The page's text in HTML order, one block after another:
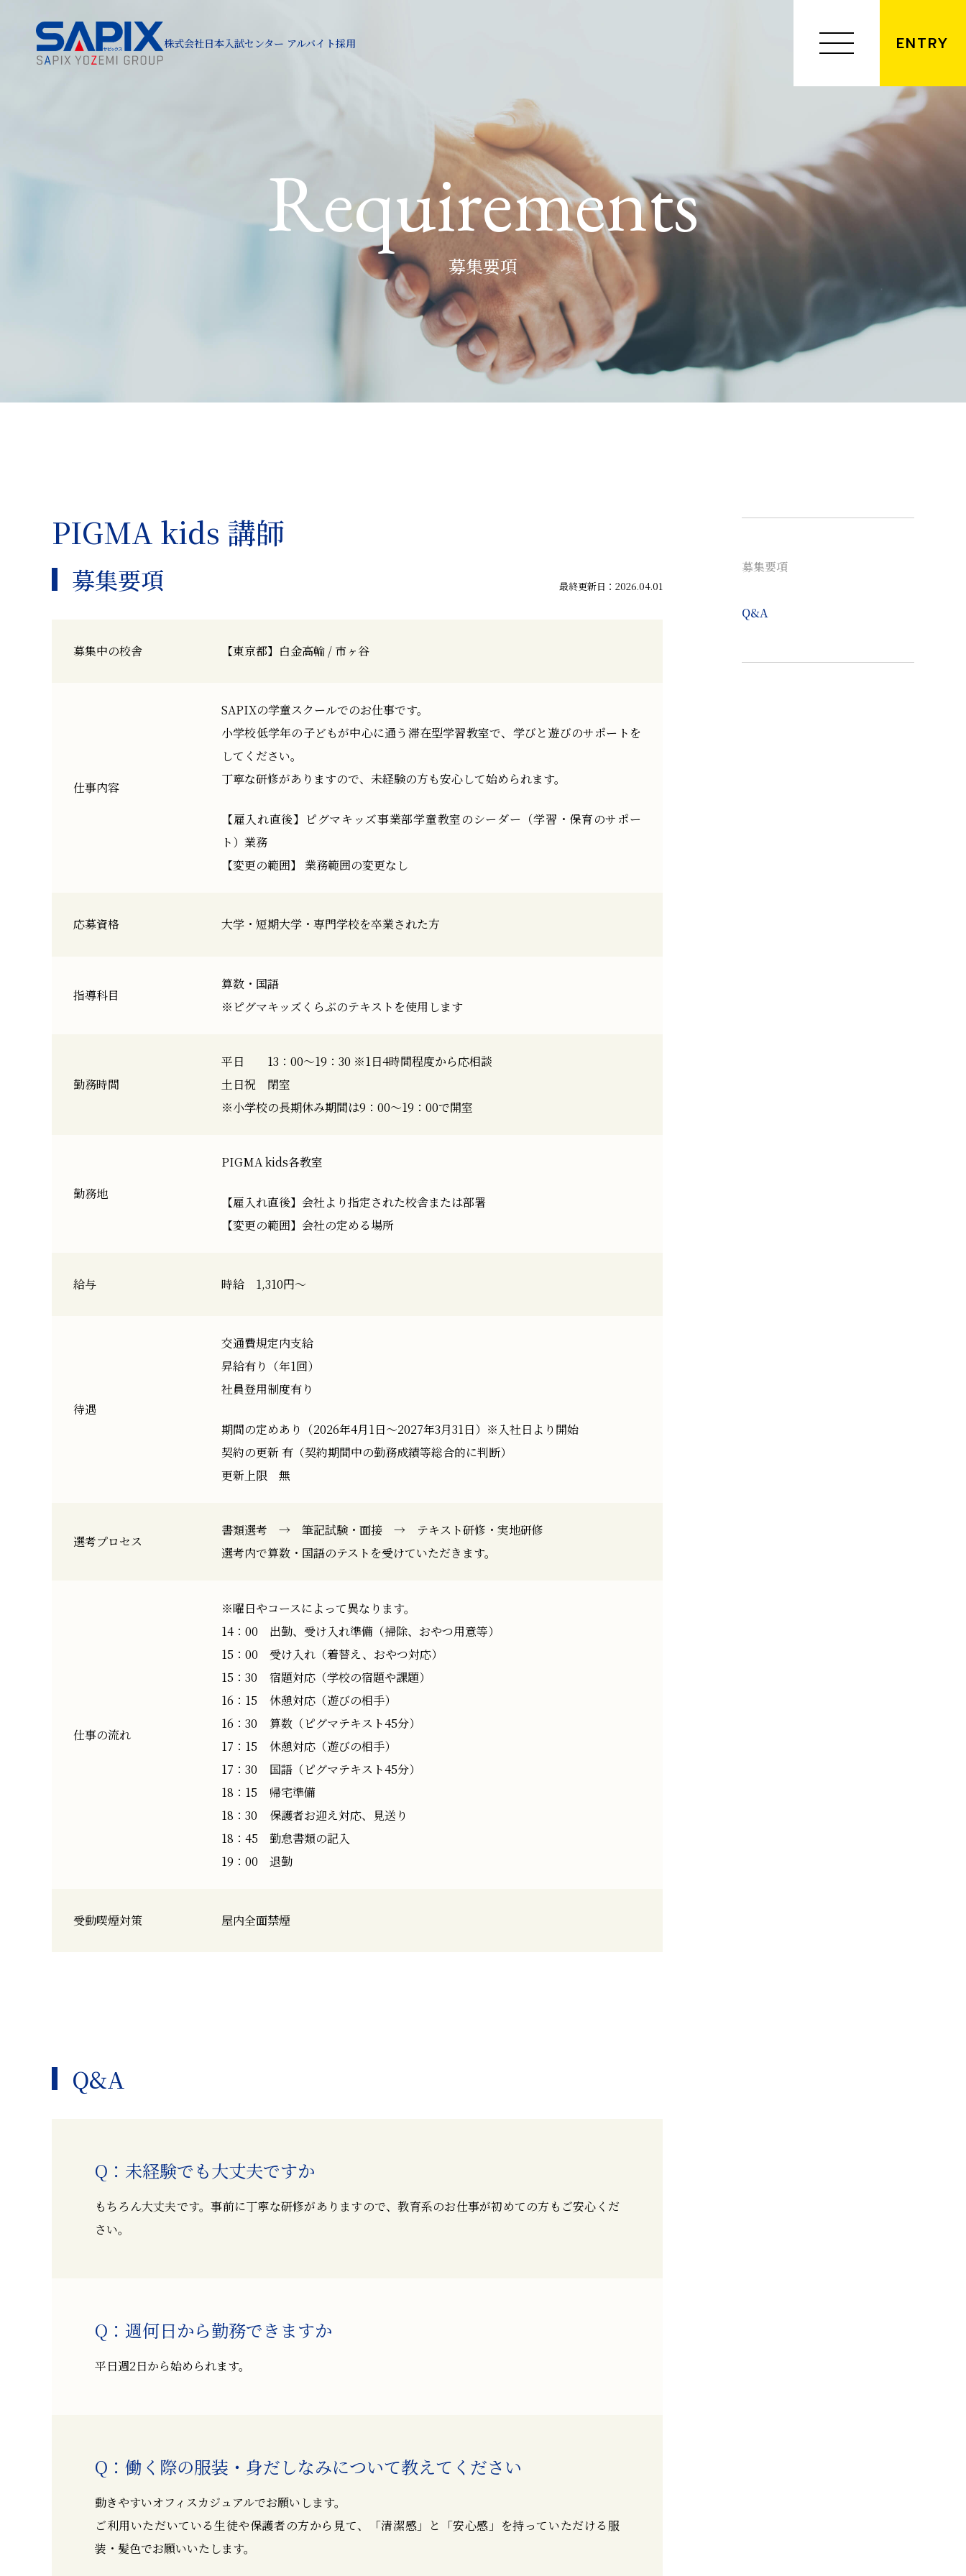
株式会社日本入試センター アルバイト採用 ENTRY
株式会社日本入試センター アルバイト採用
Recruit 募集中の職種
Company
募集要項
募集要項
Q&A
PIGMA kids 講師
募集要項 最終更新日：2026.04.01
募集中の校舎 【東京都】白金高輪 / 市ヶ谷
仕事内容
SAPIXの学童スクールでのお仕事です。
小学校低学年の子どもが中心に通う滞在型学習教室で、学びと遊びのサポートを
してください。
丁寧な研修がありますので、未経験の方も安心して始められます。
【雇入れ直後】ピグマキッズ事業部学童教室のシーダー（学習・保育のサポー
ト）業務
【変更の範囲】 業務範囲の変更なし
応募資格 大学・短期大学・専門学校を卒業された方
指導科目
算数・国語
※ピグマキッズくらぶのテキストを使用します
勤務時間
平日
13：00～19：30 ※1日4時間程度から応相談
土日祝
閉室
※小学校の長期休み期間は9：00～19：00で開室
勤務地
PIGMA kids各教室
【雇入れ直後】会社より指定された校舎または部署
【変更の範囲】会社の定める場所
給与 時給 1,310円～
待遇
交通費規定内支給
昇給有り（年1回）
社員登用制度有り
期間の定めあり（2026年4月1日～2027年3月31日）※入社日より開始
契約の更新 有（契約期間中の勤務成績等総合的に判断）
更新上限 無
選考プロセス
書類選考 → 筆記試験・面接 → テキスト研修・実地研修
選考内で算数・国語のテストを受けていただきます。
仕事の流れ
※曜日やコースによって異なります。
14：00
出勤、受け入れ準備（掃除、おやつ用意等）
15：00
受け入れ（着替え、おやつ対応）
15：30
宿題対応（学校の宿題や課題）
16：15
休憩対応（遊びの相手）
16：30
算数（ピグマテキスト45分）
17：15
休憩対応（遊びの相手）
17：30
国語（ピグマテキスト45分）
18：15
帰宅準備
18：30
保護者お迎え対応、見送り
18：45
勤怠書類の記入
19：00
退勤
受動喫煙対策 屋内全面禁煙
Q&A
未経験でも大丈夫ですか
もちろん大丈夫です。事前に丁寧な研修がありますので、教育系のお仕事が初めての方もご安心くだ
さい。
週何日から勤務できますか
平日週2日から始められます。
働く際の服装・身だしなみについて教えてください
動きやすいオフィスカジュアルでお願いします。
ご利用いただいている生徒や保護者の方から見て、「清潔感」と「安心感」を持っていただける服
装・髪色でお願いいたします。